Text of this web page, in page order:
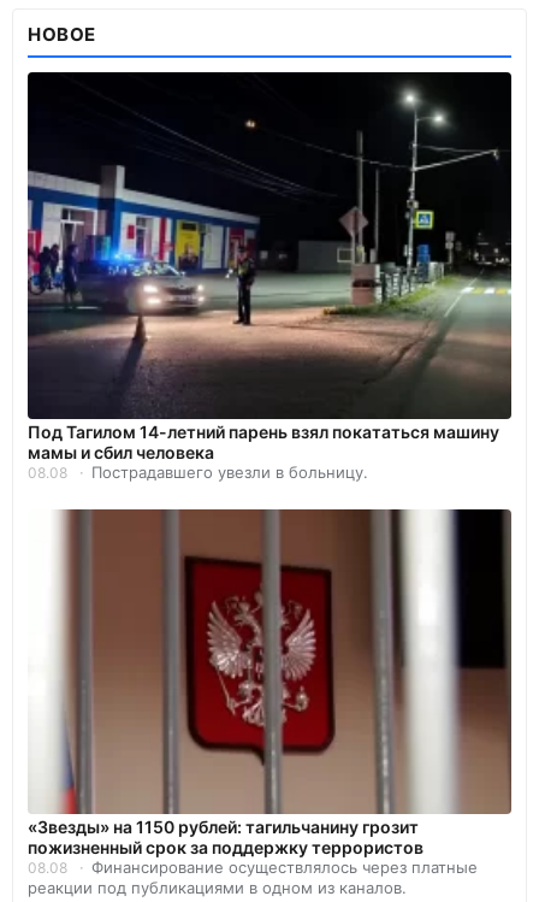
НОВОЕ
Под Тагилом 14-летний парень взял покататься машину
мамы и сбил человека
08.08 Пострадавшего увезли в больницу.
«Звезды» на 1150 рублей: тагильчанину грозит
пожизненный срок за поддержку террористов
08.08
Финансирование осуществлялось через платные
реакции под публикациями в одном из каналов.